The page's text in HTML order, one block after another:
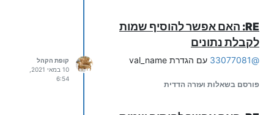
RE: האם אפשר להוסיף שמות
לקבלת נתונים
@
33077081 עם הגדרת val_name
פורסם בשאלות ועזרה הדדית
קופת הקהל
6:54